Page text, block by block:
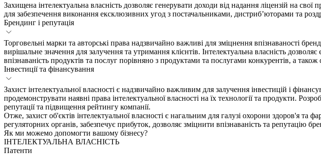
Захищена інтелектуальна власність дозволяє генерувати доходи від надання ліцензій на
для забезпечення виконання ексклюзивних угод з постачальниками, дистриб’юторами та
Брендинг і репутація
Торговельні марки та авторські права надзвичайно важливі для зміцнення впізнаваності
вирішальне значення для залучення та утримання клієнтів. Інтелектуальна власність
впізнаваність продуктів та послуг порівняно з продуктами та послугами конкурентів, а
Інвестиції та фінансування
Захист інтелектуальної власності є надзвичайно важливим для залучення інвестицій і
продемонструвати наявні права інтелектуальної власності на їх технології та продукти.
репутації та підвищення рейтингу компанії.
Отже, захист об'єктів інтелектуальної власності є нагальним для галузі охорони здоров'я
регуляторних органів, забезпечує прибуток, дозволяє зміцнити впізнаваність та репутацію
Як ми можемо допомогти вашому бізнесу?
ІНТЕЛЕКТУАЛЬНА ВЛАСНІСТЬ
Патенти